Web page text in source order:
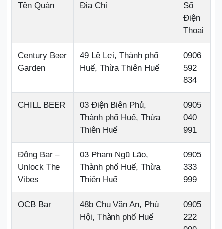
Tên Quán Địa Chỉ
Số
Điện
Thoại
Century Beer
Garden
49 Lê Lợi, Thành phố
Huế, Thừa Thiên Huế
0906
592
834
CHILL BEER
03 Điện Biên Phủ,
Thành phố Huế, Thừa
Thiên Huế
0905
040
991
Đông Bar –
Unlock The
Vibes
03 Phạm Ngũ Lão,
Thành phố Huế, Thừa
Thiên Huế
0905
333
999
OCB Bar
48b Chu Văn An, Phú
Hội, Thành phố Huế
0905
222